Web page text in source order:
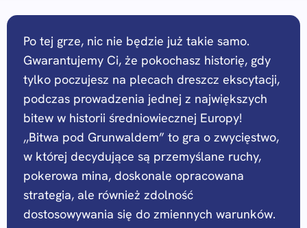
Po tej grze, nic nie będzie już takie samo.
Gwarantujemy Ci, że pokochasz historię, gdy
tylko poczujesz na plecach dreszcz ekscytacji,
podczas prowadzenia jednej z największych
bitew w historii średniowiecznej Europy!
,,Bitwa pod Grunwaldem” to gra o zwycięstwo,
w której decydujące są przemyślane ruchy,
pokerowa mina, doskonale opracowana
strategia, ale również zdolność
dostosowywania się do zmiennych warunków.